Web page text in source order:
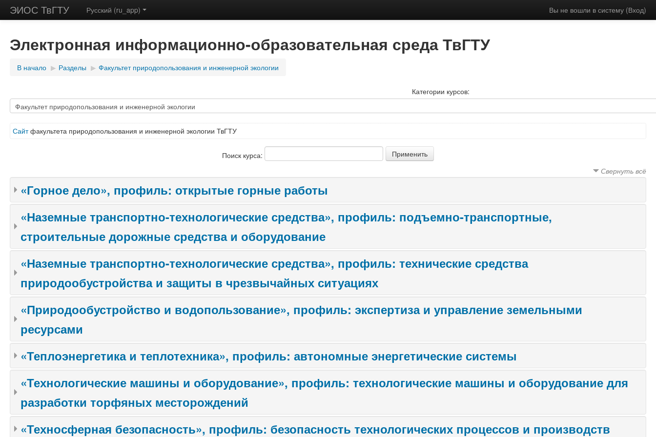
ЭИОС ТвГТУ Вы не вошли в систему (Вход)
Русский (ru_app)
Электронная информационно-образовательная среда ТвГТУ
В начало ▶ Разделы ▶ Факультет природопользования и инженерной экологии
Категории курсов:
Сайтфакультета природопользования и инженерной экологии ТвГТУ
Поиск курса:
Свернуть всё
«Горное дело», профиль: открытые горные работы
«Наземные транспортно-технологические средства», профиль: подъемно-транспортные,
строительные дорожные средства и оборудование
«Наземные транспортно-технологические средства», профиль: технические средства
природообустройства и защиты в чрезвычайных ситуациях
«Природообустройство и водопользование», профиль: экспертиза и управление земельными
ресурсами
«Теплоэнергетика и теплотехника», профиль: автономные энергетические системы
«Технологические машины и оборудование», профиль: технологические машины и оборудование для
разработки торфяных месторождений
«Техносферная безопасность», профиль: безопасность технологических процессов и производств